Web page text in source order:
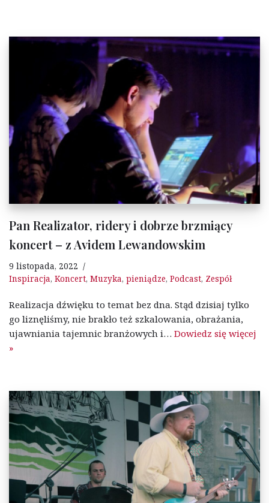
Pan Realizator, ridery i dobrze brzmiący
koncert – z Avidem Lewandowskim
9 listopada, 2022
Inspiracja, Koncert, Muzyka, pieniądze, Podcast, Zespół
Realizacja dźwięku to temat bez dna. Stąd dzisiaj tylko
go liznęliśmy, nie brakło też szkalowania, obrażania,
ujawniania tajemnic branżowych i… Dowiedz się więcej
»